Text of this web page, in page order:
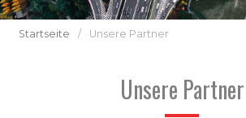
Startseite / Unsere Partner
Unsere Partner